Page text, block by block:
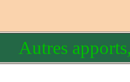
Autres